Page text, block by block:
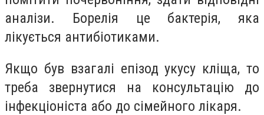
аналізи. Борелія це бактерія, яка
лікується антибіотиками.
Якщо був взагалі епізод укусу кліща, то
треба звернутися на консультацію до
інфекціоніста або до сімейного лікаря.